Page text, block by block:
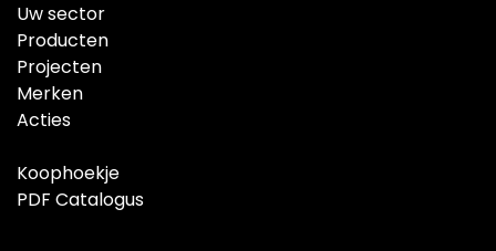
Uw sector
Producten
Projecten
Merken
Acties
Koophoekje
PDF Catalogus